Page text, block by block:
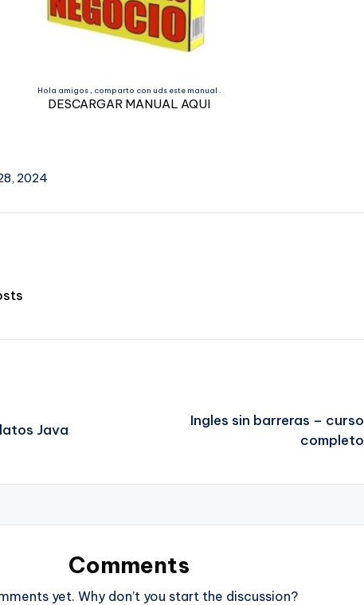
Hola amigos , comparto con uds este manual .
DESCARGAR MANUAL AQUI
2024
Java
Ingles sin barreras – curso
completo
Comments
yet. Why don’t you start the discussion?